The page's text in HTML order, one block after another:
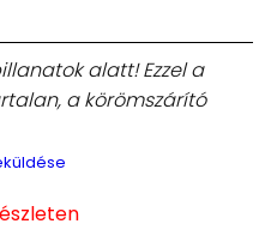
alatt! Ezzel a
a körömszárító